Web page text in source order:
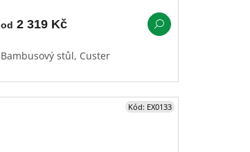
od 2 319 Kč
Bambusový stůl, Custer
Kód: EX0133